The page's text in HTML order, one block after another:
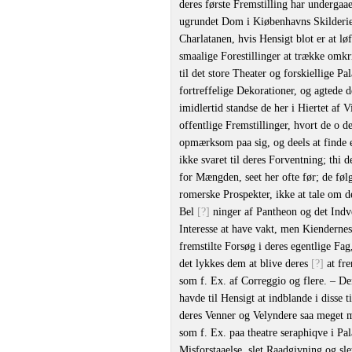
deres første Fremstilling har
ugrundet Dom i Kiøbenhavns
Charlatanen, hvis Hensigt blot er at
smaalige Forestillinger at trække
til det store Theater og forskiellige
fortreffelige Dekorationer, og agtede
imidlertid standse de her i Hiertet af
offentlige Fremstillinger, hvort de o
opmærksom paa sig, og deels at finde
ikke svaret til deres Forventning; thi
for Mængden, seet her ofte før; de
romerske Prospekter, ikke at tale om
Bel [?] ninger af Pantheon og det
Interesse at have vakt, men
fremstilte Forsøg i deres egentlige
det lykkes dem at blive deres [?] at
som f. Ex. af Correggio og flere. –
havde til Hensigt at indblande i disse
deres Venner og Velyndere saa
som f. Ex. paa theatre seraphiqve i